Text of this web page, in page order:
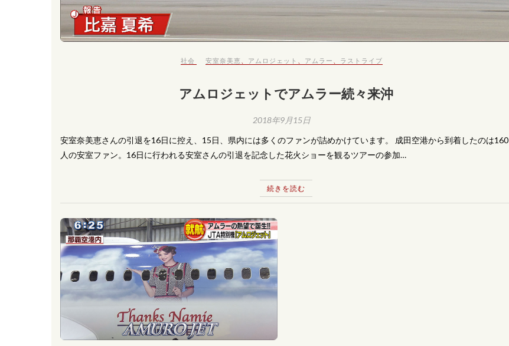
社会 安室奈美恵 アムロジェット アムラー ラストライブ
アムロジェットでアムラー続々来沖
2018年9月15日
安室奈美恵さんの引退を16日に控え、15日、県内には多くのファンが詰めかけています。 成田空港から到着したのは160
人の安室ファン。16日に行われる安室さんの引退を記念した花火ショーを観るツアーの参加…
続きを読む